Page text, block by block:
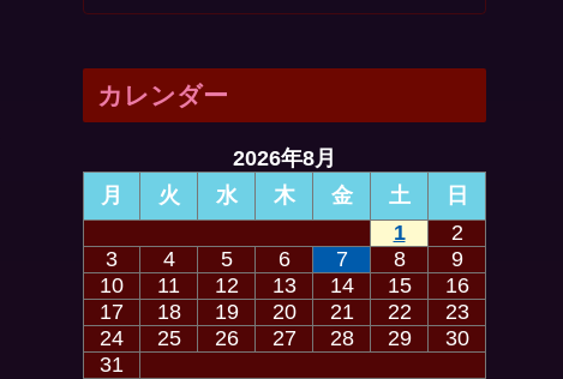
カレンダー
2026年8月
月
火 水 木 金 土
日
1
2
3
4 5 6 7 8
9
10
11 12 13 14 15
16
17
18 19 20 21 22
23
24
25 26 27 28 29
30
31